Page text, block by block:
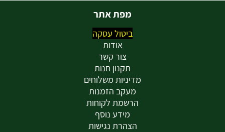
מפת אתר
ביטול עסקה
אודות
צור קשר
תקנון חנות
מדיניות משלוחים
מעקב הזמנות
הרשמת לקוחות
מידע נוסף
הצהרת נגישות